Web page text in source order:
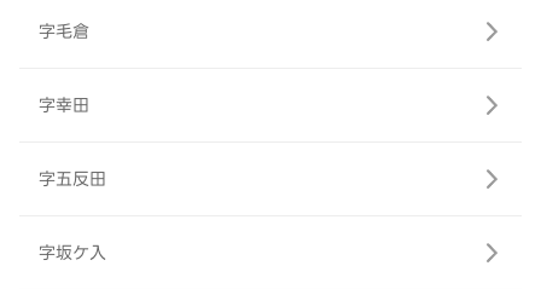
字毛倉
字幸田
字五反田
字坂ケ入